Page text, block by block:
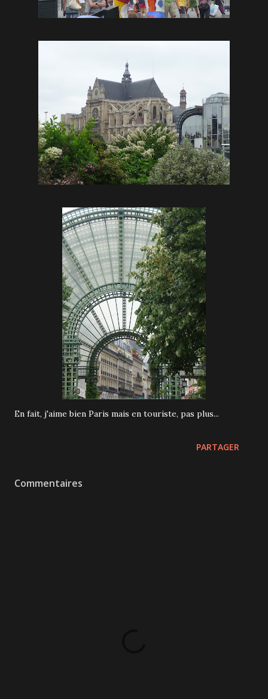
En fait, j'aime bien Paris mais en touriste, pas plus...
PARTAGER
Commentaires